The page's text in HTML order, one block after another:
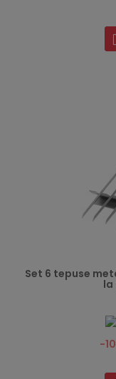
Set 6 tepuse
la
-